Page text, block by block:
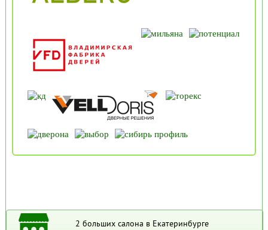
2 больших салона в Екатеринбурге